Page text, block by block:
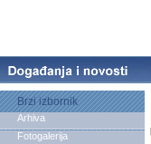
Brzi izbornik
Arhiva
Fotogalerija